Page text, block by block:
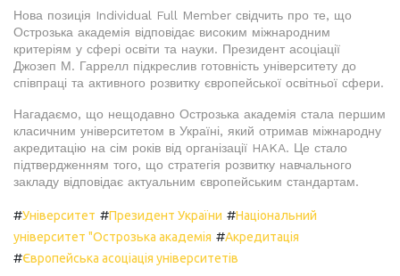
Нова позиція Individual Full Member свідчить про те, що
Острозька академія відповідає високим міжнародним
критеріям у сфері освіти та науки. Президент асоціації
Джозеп М. Гаррелл підкреслив готовність університету до
співпраці та активного розвитку європейської освітньої сфери.
Нагадаємо, що нещодавно Острозька академія стала першим
класичним університетом в Україні, який отримав міжнародну
акредитацію на сім років від організації HAKA. Це стало
підтвердженням того, що стратегія розвитку навчального
закладу відповідає актуальним європейським стандартам.
#Університет #Президент України #Національний
університет "Острозька академія #Акредитація
#Європейська асоціація університетів